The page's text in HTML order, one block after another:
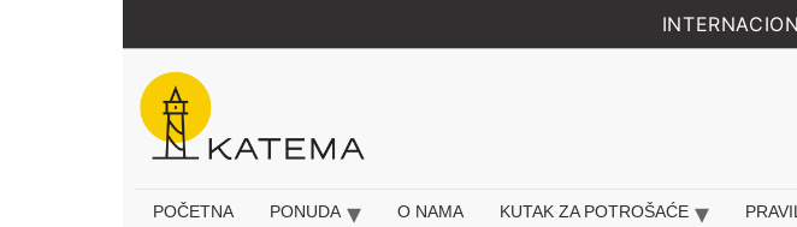
POČETNA PONUDA O NAMA KUTAK ZA POTROŠAĆE